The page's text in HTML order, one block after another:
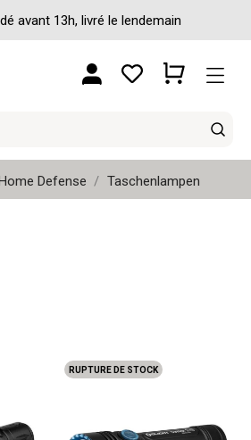
avant 13h, livré le lendemain
Defense Taschenlampen
RUPTURE DE STOCK